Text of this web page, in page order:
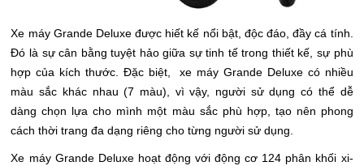
Xe máy Grande Deluxe được hiết kế nổi bật, độc đáo, đầy cá tính.
Đó là sự cân bằng tuyệt hảo giữa sự tinh tế trong thiết kế, sự phù
hợp của kích thước. Đặc biệt, xe máy Grande Deluxe có nhiều
màu sắc khác nhau (7 màu), vì vậy, người sử dụng có thể dễ
dàng chọn lựa cho mình một màu sắc phù hợp, tạo nên phong
cách thời trang đa dạng riêng cho từng người sử dụng.
Xe máy Grande Deluxe hoạt động với động cơ 124 phân khối xi-